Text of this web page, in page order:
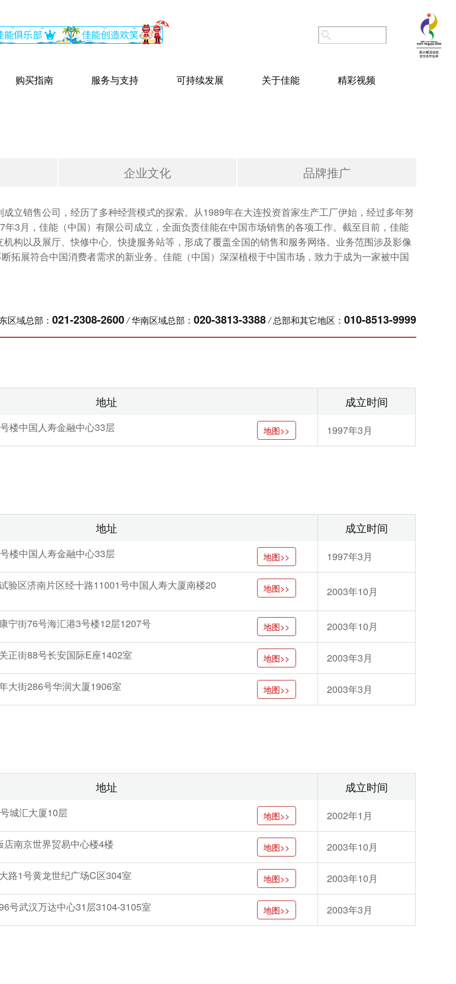
购买指南 服务与支持 可持续发展 关于佳能 精彩视频
企业文化 品牌推广
立销售公司，经历了多种经营模式的探索。从1989年在大连投资首家生产工厂伊始，经过多年努
3月，佳能（中国）有限公司成立，全面负责佳能在中国市场销售的各项工作。截至目前，佳能
构以及展厅、快修中心、快捷服务站等，形成了覆盖全国的销售和服务网络。业务范围涉及影像
拓展符合中国消费者需求的新业务。佳能（中国）深深植根于中国市场，致力于成为一家被中国
区域总部： 021-2308-2600/华南区域总部： 020-3813-3388/总部和其它地区： 010-8513-9999
地址 成立时间
楼中国人寿金融中心33层 地图>> 1997年3月
地址 成立时间
楼中国人寿金融中心33层 地图>> 1997年3月
验区济南片区经十路11001号中国人寿大厦南楼20
地图>> 2003年10月
宁街76号海汇港3号楼12层1207号 地图>> 2003年10月
正街88号长安国际E座1402室 地图>> 2003年3月
大街286号华润大厦1906室 地图>> 2003年3月
地址 成立时间
城汇大厦10层 地图>> 2002年1月
南京世界贸易中心楼4楼 地图>> 2003年10月
路1号黄龙世纪广场C区304室 地图>> 2003年10月
号武汉万达中心31层3104-3105室 地图>> 2003年3月